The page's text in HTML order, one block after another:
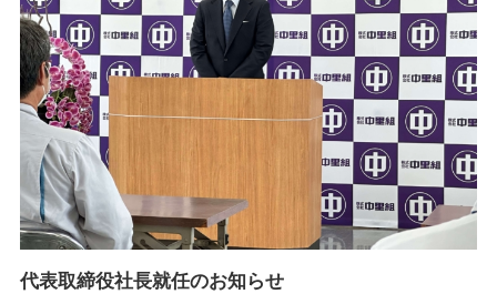
代表取締役社長就任のお知らせ